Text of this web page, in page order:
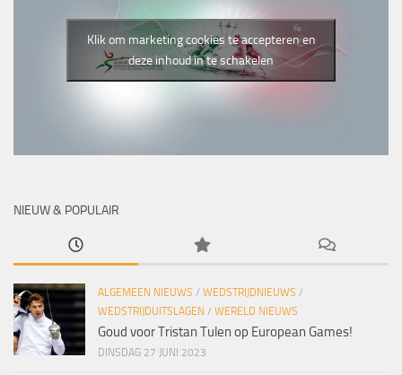
Klik om marketing cookies te accepteren en
deze inhoud in te schakelen
NIEUW & POPULAIR
ALGEMEEN NIEUWS / WEDSTRIJDNIEUWS /
WEDSTRIJDUITSLAGEN / WERELD NIEUWS
Goud voor Tristan Tulen op European Games!
DINSDAG 27 JUNI 2023